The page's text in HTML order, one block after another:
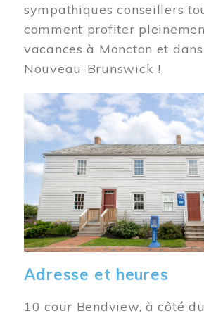
sympathiques conseillers
comment profiter
vacances à Moncton et
Nouveau-Brunswick !
Image
Adresse et heures
10 cour Bendview, à côté